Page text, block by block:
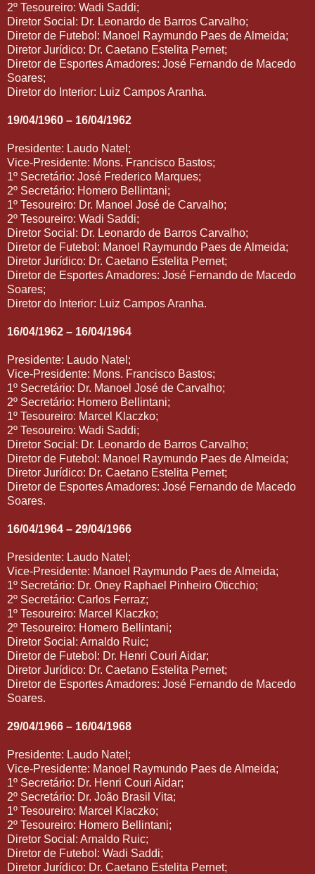
2º Tesoureiro: Wadi Saddi;
Diretor Social: Dr. Leonardo de Barros Carvalho;
Diretor de Futebol: Manoel Raymundo Paes de Almeida;
Diretor Jurídico: Dr. Caetano Estelita Pernet;
Diretor de Esportes Amadores: José Fernando de Macedo
Soares;
Diretor do Interior: Luiz Campos Aranha.
19/04/1960 – 16/04/1962
Presidente: Laudo Natel;
Vice-Presidente: Mons. Francisco Bastos;
1º Secretário: José Frederico Marques;
2º Secretário: Homero Bellintani;
1º Tesoureiro: Dr. Manoel José de Carvalho;
2º Tesoureiro: Wadi Saddi;
Diretor Social: Dr. Leonardo de Barros Carvalho;
Diretor de Futebol: Manoel Raymundo Paes de Almeida;
Diretor Jurídico: Dr. Caetano Estelita Pernet;
Diretor de Esportes Amadores: José Fernando de Macedo
Soares;
Diretor do Interior: Luiz Campos Aranha.
16/04/1962 – 16/04/1964
Presidente: Laudo Natel;
Vice-Presidente: Mons. Francisco Bastos;
1º Secretário: Dr. Manoel José de Carvalho;
2º Secretário: Homero Bellintani;
1º Tesoureiro: Marcel Klaczko;
2º Tesoureiro: Wadi Saddi;
Diretor Social: Dr. Leonardo de Barros Carvalho;
Diretor de Futebol: Manoel Raymundo Paes de Almeida;
Diretor Jurídico: Dr. Caetano Estelita Pernet;
Diretor de Esportes Amadores: José Fernando de Macedo
Soares.
16/04/1964 – 29/04/1966
Presidente: Laudo Natel;
Vice-Presidente: Manoel Raymundo Paes de Almeida;
1º Secretário: Dr. Oney Raphael Pinheiro Oticchio;
2º Secretário: Carlos Ferraz;
1º Tesoureiro: Marcel Klaczko;
2º Tesoureiro: Homero Bellintani;
Diretor Social: Arnaldo Ruic;
Diretor de Futebol: Dr. Henri Couri Aidar;
Diretor Jurídico: Dr. Caetano Estelita Pernet;
Diretor de Esportes Amadores: José Fernando de Macedo
Soares.
29/04/1966 – 16/04/1968
Presidente: Laudo Natel;
Vice-Presidente: Manoel Raymundo Paes de Almeida;
1º Secretário: Dr. Henri Couri Aidar;
2º Secretário: Dr. João Brasil Vita;
1º Tesoureiro: Marcel Klaczko;
2º Tesoureiro: Homero Bellintani;
Diretor Social: Arnaldo Ruic;
Diretor de Futebol: Wadi Saddi;
Diretor Jurídico: Dr. Caetano Estelita Pernet;